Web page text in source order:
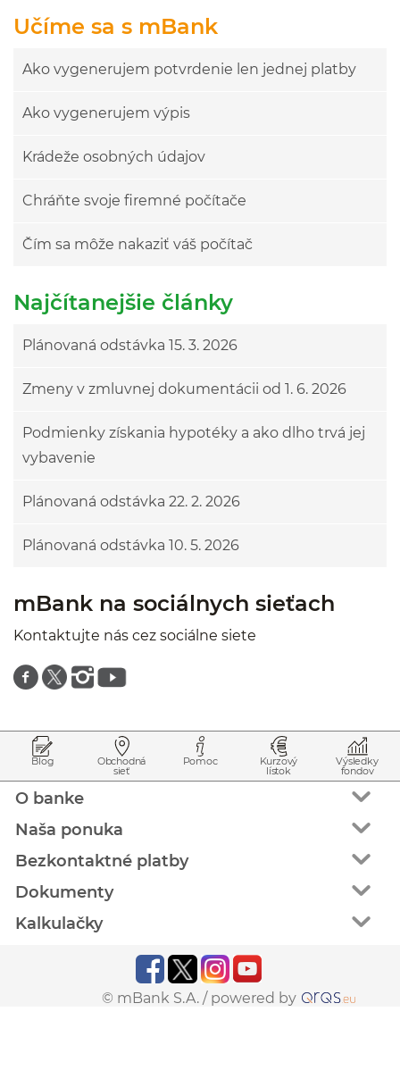
Učíme sa s mBank
Ako vygenerujem potvrdenie len jednej platby
Ako vygenerujem výpis
Krádeže osobných údajov
Chráňte svoje firemné počítače
Čím sa môže nakaziť váš počítač
Najčítanejšie články
Plánovaná odstávka 15. 3. 2026
Zmeny v zmluvnej dokumentácii od 1. 6. 2026
Podmienky získania hypotéky a ako dlho trvá jej
vybavenie
Plánovaná odstávka 22. 2. 2026
Plánovaná odstávka 10. 5. 2026
mBank na sociálnych sieťach
Kontaktujte nás cez sociálne siete
Znajdź nas na facebooku
Znajdź nas na twitterze
Znajdź nas na instagramie
Znajdź nas na youtube
Prejsť na začiatok stránky
Preskočiť na začiatok obsahu
Blog Obchodná
sieť
Pomoc Kurzový
lístok
Výsledky
fondov
O banke
Naša ponuka
Bezkontaktné platby
Dokumenty
Kalkulačky
© mBank S.A. / powered by